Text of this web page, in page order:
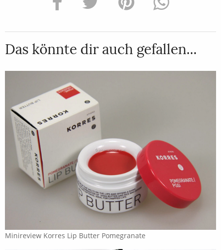
Das könnte dir auch gefallen...
Minireview Korres Lip Butter Pomegranate